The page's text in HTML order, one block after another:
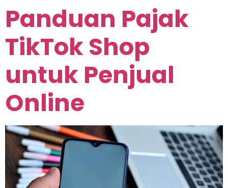
Panduan Pajak
TikTok Shop
untuk Penjual
Online